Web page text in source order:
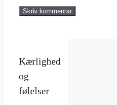
Kærlighed
og
følelser